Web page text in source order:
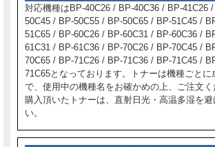
対応機種はBP-40C26 / BP-40C36 / BP-41C26
50C45 / BP-50C55 / BP-50C65 / BP-51C45 /
51C65 / BP-60C26 / BP-60C31 / BP-60C36 /
61C31 / BP-61C36 / BP-70C26 / BP-70C45 /
70C65 / BP-71C26 / BP-71C36 / BP-71C45 /
71C65となっております。トナーは機種ごとに
で、使用中の機種名をお確かめの上、ご注文
購入頂いたトナーは、直射日光・高温多湿を避
い。